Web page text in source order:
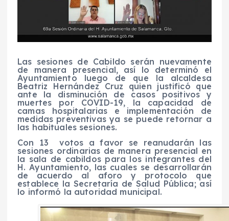
Las sesiones de Cabildo serán nuevamente
de manera presencial, así lo determinó el
Ayuntamiento luego de que la alcaldesa
Beatriz Hernández Cruz quien justificó que
ante la disminución de casos positivos y
muertes por COVID-19, la capacidad de
camas hospitalarias e implementación de
medidas preventivas ya se puede retornar a
las habituales sesiones.
Con 13 votos a favor se reanudarán las
sesiones ordinarias de manera presencial en
la sala de cabildos para los integrantes del
H. Ayuntamiento, las cuales se desarrollarán
de acuerdo al aforo y protocolo que
establece la Secretaría de Salud Pública; así
lo informó la autoridad municipal.